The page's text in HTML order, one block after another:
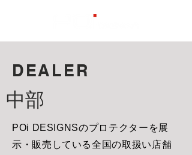
DEALER
中部
POi DESIGNSのプロテクターを展
示・販売している全国の取扱い店舗